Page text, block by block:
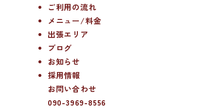
ご利用の流れ
メニュー/料金
出張エリア
ブログ
お知らせ
採用情報
お問い合わせ
090-3969-8556